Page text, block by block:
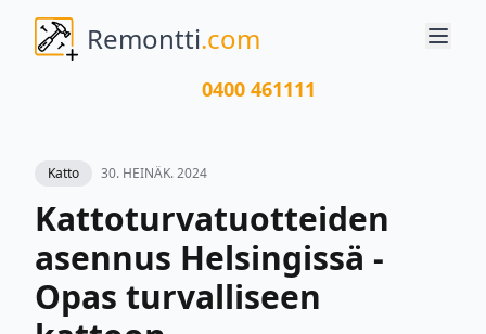
Remontti.com
0400 461111
Katto 30. HEINÄK. 2024
Kattoturvatuotteiden
asennus Helsingissä -
Opas turvalliseen